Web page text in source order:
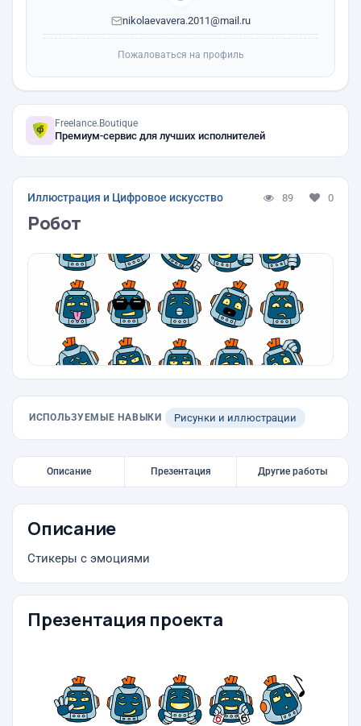
nikolaevavera.2011@mail.ru
Пожаловаться на профиль
Freelance.Boutique
Премиум-сервис для лучших исполнителей
Иллюстрация и Цифровое искусство 89 0
Робот
ИСПОЛЬЗУЕМЫЕ НАВЫКИ Рисунки и иллюстрации
Описание Презентация Другие работы
Описание
Стикеры с эмоциями
Презентация проекта